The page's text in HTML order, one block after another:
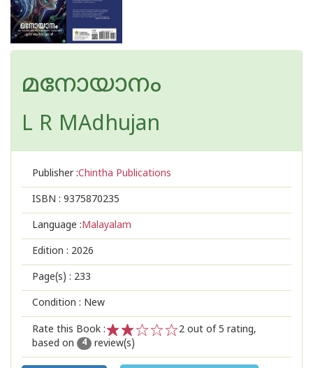
മനോയാനം
L R MAdhujan
Publisher :Chintha Publications
ISBN : 9375870235
Language :Malayalam
Edition : 2026
Page(s) : 233
Condition : New
Rate this Book :
2
1
2 out of 5 rating,
based on
4 review(s)